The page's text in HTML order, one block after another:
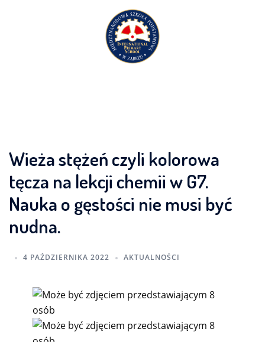
Wieża stężeń czyli kolorowa
tęcza na lekcji chemii w G7.
Nauka o gęstości nie musi być
nudna.
4 PAŹDZIERNIKA 2022 AKTUALNOŚCI